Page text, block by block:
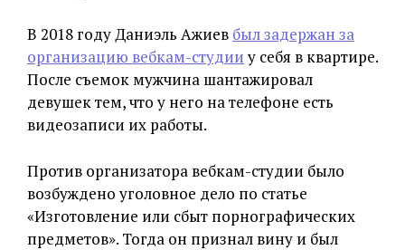
В 2018 году Даниэль Ажиев был задержан за
организацию вебкам-студииу себя в квартире.
После съемок мужчина шантажировал
девушек тем, что у него на телефоне есть
видеозаписи их работы.
Против организатора вебкам-студии было
возбуждено уголовное дело по статье
«Изготовление или сбыт порнографических
предметов». Тогда он признал вину и был